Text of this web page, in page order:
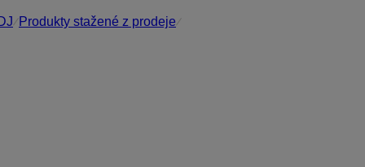
Produkty stažené z prodeje